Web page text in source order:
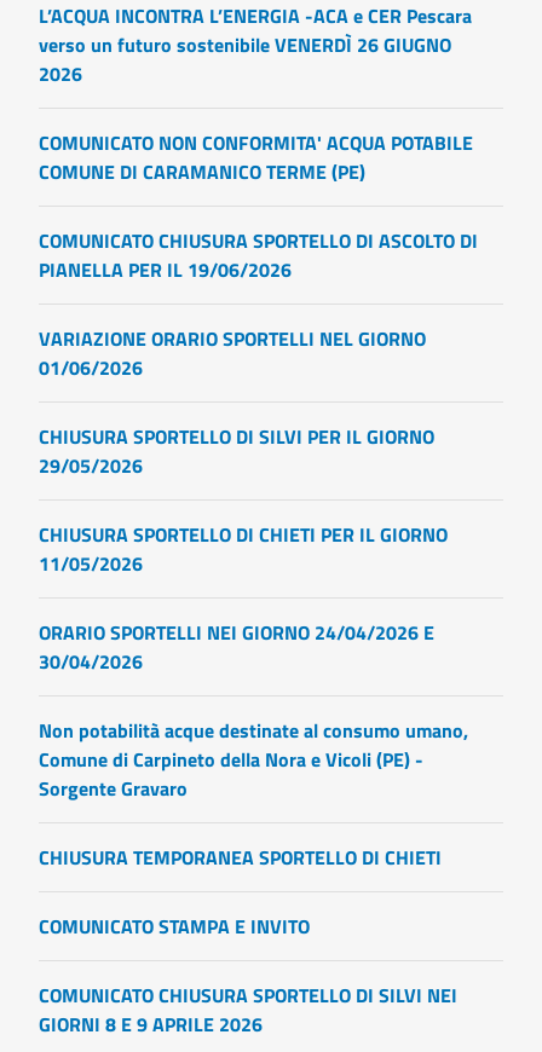
L’ACQUA INCONTRA L’ENERGIA -ACA e CER Pescara
verso un futuro sostenibile VENERDÌ 26 GIUGNO
2026
COMUNICATO NON CONFORMITA' ACQUA POTABILE
COMUNE DI CARAMANICO TERME (PE)
COMUNICATO CHIUSURA SPORTELLO DI ASCOLTO DI
PIANELLA PER IL 19/06/2026
VARIAZIONE ORARIO SPORTELLI NEL GIORNO
01/06/2026
CHIUSURA SPORTELLO DI SILVI PER IL GIORNO
29/05/2026
CHIUSURA SPORTELLO DI CHIETI PER IL GIORNO
11/05/2026
ORARIO SPORTELLI NEI GIORNO 24/04/2026 E
30/04/2026
Non potabilità acque destinate al consumo umano,
Comune di Carpineto della Nora e Vicoli (PE) -
Sorgente Gravaro
CHIUSURA TEMPORANEA SPORTELLO DI CHIETI
COMUNICATO STAMPA E INVITO
COMUNICATO CHIUSURA SPORTELLO DI SILVI NEI
GIORNI 8 E 9 APRILE 2026